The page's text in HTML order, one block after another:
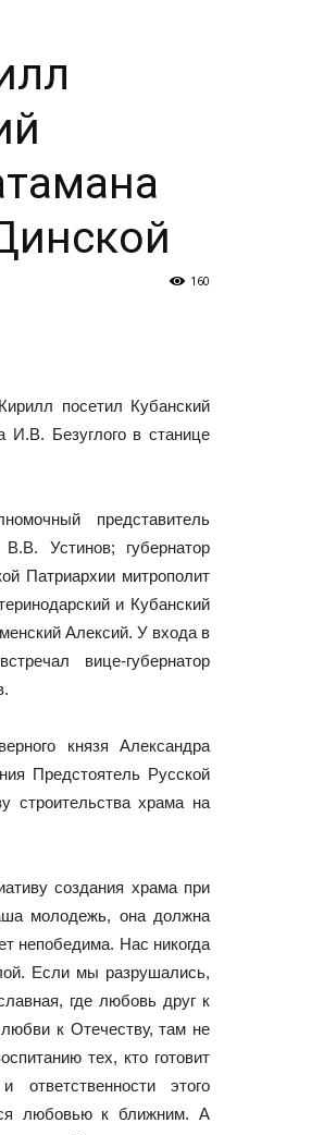
160
посетил Кубанский
И.В. Безуглого в станице
представитель
Устинов; губернатор
Патриархии митрополит
и Кубанский
Алексий. У входа в
вице-губернатор
князя Александра
Предстоятель Русской
строительства храма на
создания храма при
молодежь, она должна
непобедима. Нас никогда
Если мы разрушались,
где любовь друг к
к Отечеству, там не
тех, кто готовит
этого
любовью к ближним. А